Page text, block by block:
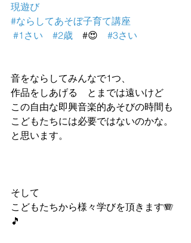
現遊び
#ならしてあそぼ子育て講座
#1さい
#2歳 #😍 #3さい
音をならしてみんなで1つ、
作品をしあげる　とまでは遠いけど
この自由な即興音楽的あそびの時間も
こどもたちには必要ではないのかな。
と思います。
そして
こどもたちから様々学びを頂きます🪗
🎵